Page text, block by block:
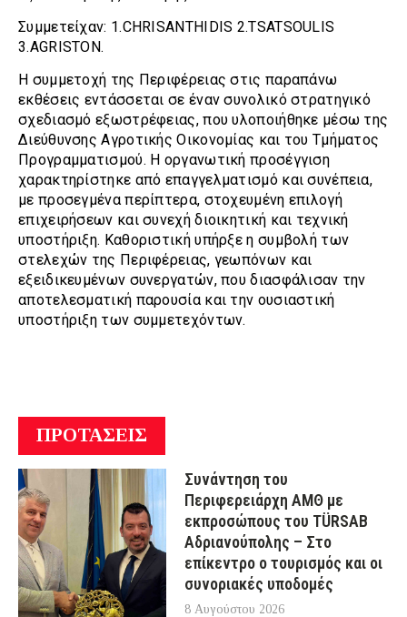
Συμμετείχαν: 1.CHRISANTHIDIS 2.TSATSOULIS
3.AGRISTON.
Η συμμετοχή της Περιφέρειας στις παραπάνω
εκθέσεις εντάσσεται σε έναν συνολικό στρατηγικό
σχεδιασμό εξωστρέφειας, που υλοποιήθηκε μέσω της
Διεύθυνσης Αγροτικής Οικονομίας και του Τμήματος
Προγραμματισμού. Η οργανωτική προσέγγιση
χαρακτηρίστηκε από επαγγελματισμό και συνέπεια,
με προσεγμένα περίπτερα, στοχευμένη επιλογή
επιχειρήσεων και συνεχή διοικητική και τεχνική
υποστήριξη. Καθοριστική υπήρξε η συμβολή των
στελεχών της Περιφέρειας, γεωπόνων και
εξειδικευμένων συνεργατών, που διασφάλισαν την
αποτελεσματική παρουσία και την ουσιαστική
υποστήριξη των συμμετεχόντων.
ΠΡΟΤΑΣΕΙΣ
Συνάντηση του
Περιφερειάρχη ΑΜΘ με
εκπροσώπους του TÜRSAB
Αδριανούπολης – Στο
επίκεντρο ο τουρισμός και οι
συνοριακές υποδομές
8 Αυγούστου 2026